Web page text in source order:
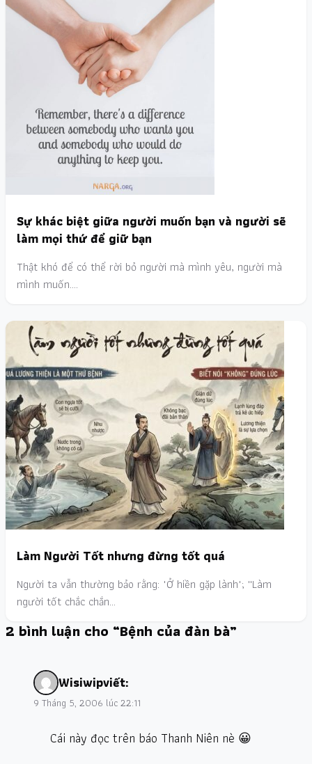
Sự khác biệt giữa người muốn bạn và người sẽ
làm mọi thứ để giữ bạn
Thật khó để có thể rời bỏ người mà mình yêu, người mà
mình muốn.…
Làm Người Tốt nhưng đừng tốt quá
Người ta vẫn thường bảo rằng: "Ở hiền gặp lành"; ''Làm
người tốt chắc chắn…
2 bình luận cho “Bệnh của đàn bà”
Wisiwipviết:
9 Tháng 5, 2006 lúc 22:11
Cái này đọc trên báo Thanh Niên nè 😀